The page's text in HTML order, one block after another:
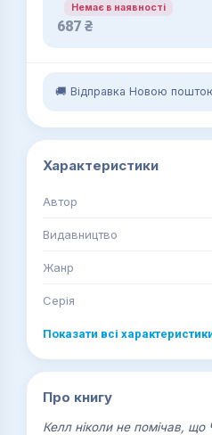
Немає в наявності
687 ₴
🚚 Відправка Новою
Характеристики
Автор
Видавництво
Жанр
Серія
Показати всі
Про книгу
Келл ніколи не помічав,